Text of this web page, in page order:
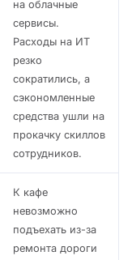
на облачные
сервисы.
Расходы на ИТ
резко
сократились, а
сэкономленные
средства ушли на
прокачку скиллов
сотрудников.
К кафе
невозможно
подъехать из-за
ремонта дороги